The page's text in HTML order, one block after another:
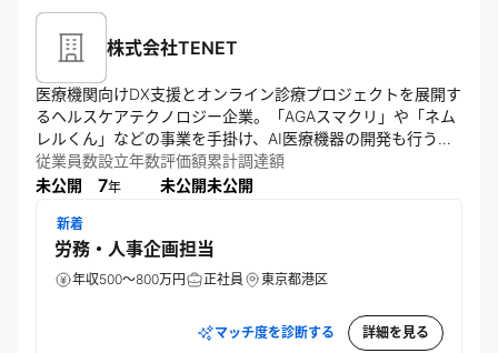
株式会社TENET
医療機関向けDX支援とオンライン診療プロジェクトを展開す
るヘルスケアテクノロジー企業。「AGAスマクリ」や「ネム
レルくん」などの事業を手掛け、AI医療機器の開発も行う。
テクノロジーで医療アクセスの障壁を最小化し、健康寿命
従業員数
未公開
設立年数
7年
評価額
未公開
累計調達額
未公開
新着
労務・人事企画担当
年収500～800万円 正社員 東京都港区
マッチ度を診断する 詳細を見る